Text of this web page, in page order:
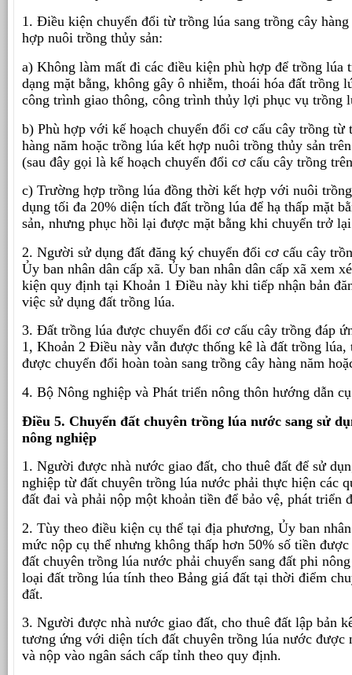
1. Điều kiện chuyển đổi từ trồng lúa sang trồng cây
hợp nuôi trồng thủy sản:
a) Không làm mất đi các điều kiện phù hợp để trồng
dạng mặt bằng, không gây ô nhiễm, thoái hóa đất trồng
công trình giao thông, công trình thủy lợi phục vụ trồng
b) Phù hợp với kế hoạch chuyển đổi cơ cấu cây trồng từ
hàng năm hoặc trồng lúa kết hợp nuôi trồng thủy sản
(sau đây gọi là kế hoạch chuyển đổi cơ cấu cây trồng
c) Trường hợp trồng lúa đồng thời kết hợp với nuôi
dụng tối đa 20% diện tích đất trồng lúa để hạ thấp mặt
sản, nhưng phục hồi lại được mặt bằng khi chuyển trở
2. Người sử dụng đất đăng ký chuyển đổi cơ cấu cây
Ủy ban nhân dân cấp xã. Ủy ban nhân dân cấp xã xem
kiện quy định tại Khoản 1 Điều này khi tiếp nhận bản
việc sử dụng đất trồng lúa.
3. Đất trồng lúa được chuyển đổi cơ cấu cây trồng đáp
1, Khoản 2 Điều này vẫn được thống kê là đất trồng
được chuyển đổi hoàn toàn sang trồng cây hàng năm
4. Bộ Nông nghiệp và Phát triển nông thôn hướng dẫn
Điều 5. Chuyển đất chuyên trồng lúa nước sang sử
nông nghiệp
1. Người được nhà nước giao đất, cho thuê đất để sử
nghiệp từ đất chuyên trồng lúa nước phải thực hiện các
đất đai và phải nộp một khoản tiền để bảo vệ, phát triển
2. Tùy theo điều kiện cụ thể tại địa phương, Ủy ban
mức nộp cụ thể nhưng không thấp hơn 50% số tiền
đất chuyên trồng lúa nước phải chuyển sang đất phi
loại đất trồng lúa tính theo Bảng giá đất tại thời điểm
đất.
3. Người được nhà nước giao đất, cho thuê đất lập bản
tương ứng với diện tích đất chuyên trồng lúa nước được
và nộp vào ngân sách cấp tỉnh theo quy định.